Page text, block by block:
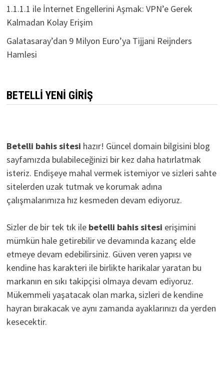
1.1.1.1 ile İnternet Engellerini Aşmak: VPN’e Gerek
Kalmadan Kolay Erişim
Galatasaray’dan 9 Milyon Euro’ya Tijjani Reijnders
Hamlesi
BETELLI YENI GIRIŞ
Betelli bahis sitesi hazır! Güncel domain bilgisini blog
sayfamızda bulabileceğinizi bir kez daha hatırlatmak
isteriz. Endişeye mahal vermek istemiyor ve sizleri sahte
sitelerden uzak tutmak ve korumak adına
çalışmalarımıza hız kesmeden devam ediyoruz.
Sizler de bir tek tık ile betelli bahis sitesi erişimini
mümkün hale getirebilir ve devamında kazanç elde
etmeye devam edebilirsiniz. Güven veren yapısı ve
kendine has karakteri ile birlikte harikalar yaratan bu
markanın en sıkı takipçisi olmaya devam ediyoruz.
Mükemmeli yaşatacak olan marka, sizleri de kendine
hayran bırakacak ve aynı zamanda ayaklarınızı da yerden
kesecektir.